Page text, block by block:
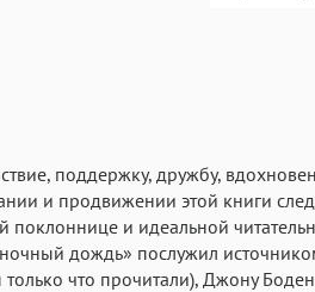
Текст
поддержку, дружбу,
и продвижении этой книги
и идеальной
дождь» послужил
что прочитали), Джону